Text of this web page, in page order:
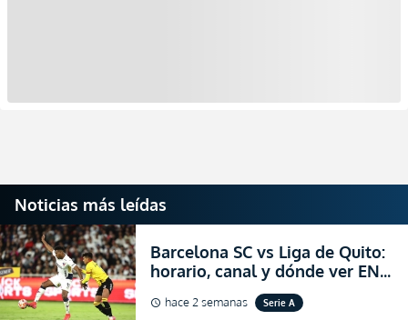
Noticias más leídas
Barcelona SC vs Liga de Quito:
horario, canal y dónde ver EN
VIVO la Fecha 22 de la LigaPro
2026
schedule hace 2 semanas Serie A